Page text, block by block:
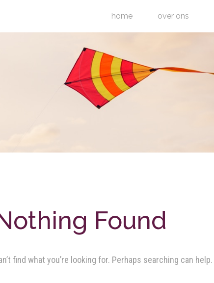
home over ons
Found
find what you’re looking for. Perhaps searching can help.